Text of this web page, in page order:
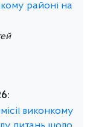
районі на
виконкому